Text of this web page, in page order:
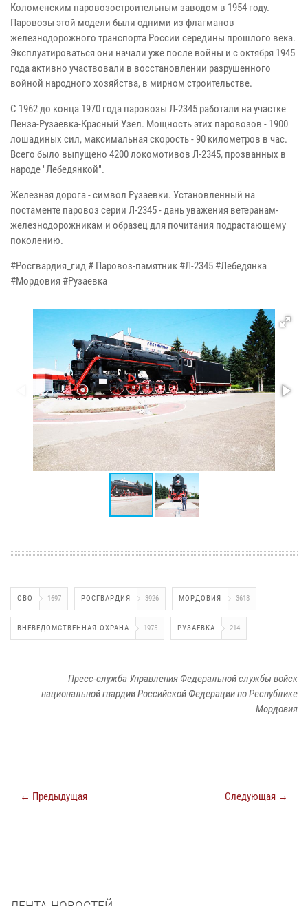
Коломенским паровозостроительным заводом в 1954 году.
Паровозы этой модели были одними из флагманов
железнодорожного транспорта России середины прошлого века.
Эксплуатироваться они начали уже после войны и с октября 1945
года активно участвовали в восстановлении разрушенного
войной народного хозяйства, в мирном строительстве.
С 1962 до конца 1970­ года паровозы Л-2345 работали на участке
Пенза-Рузаевка-Красный Узел. Мощность этих паровозов - 1900
лошадиных сил, максимальная скорость - 90 километров в час.
Всего было выпущено 4200 локомотивов Л-2345, прозванных в
народе "Лебедянкой".
Железная дорога - символ Рузаевки. Установленный на
постаменте паровоз серии Л-2345 - дань уважения ветеранам-
железнодорожникам и образец для почитания подрастающему
поколению.
#Росгвардия_гид # Паровоз-памятник #Л-2345 #Лебедянка
#Мордовия #Рузаевка
ОВО 1697 РОСГВАРДИЯ 3926 МОРДОВИЯ 3618
ВНЕВЕДОМСТВЕННАЯ ОХРАНА 1975 РУЗАЕВКА 214
Пресс-служба Управления Федеральной службы войск
национальной гвардии Российской Федерации по Республике
Мордовия
← Предыдущая Следующая →